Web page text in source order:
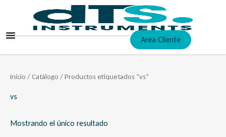
contenido
Area Cliente
Inicio /Catálogo / Productos etiquetados “vs”
vs
Mostrando el único resultado